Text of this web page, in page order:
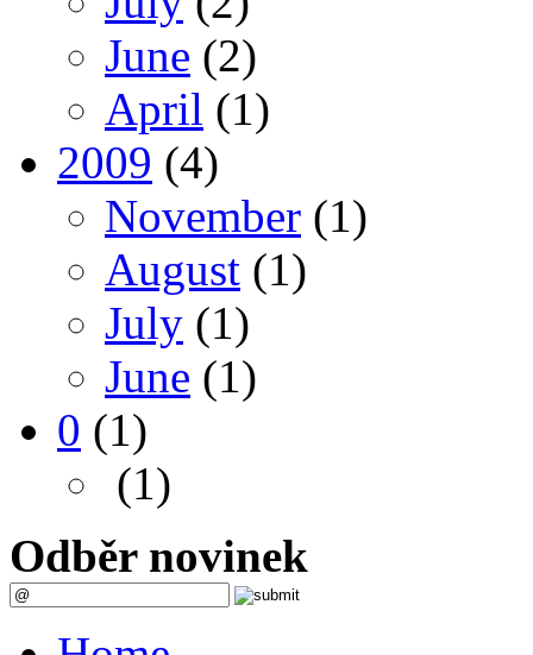
June (2)
April (1)
2009 (4)
November (1)
August (1)
July (1)
June (1)
0 (1)
(1)
Odběr novinek